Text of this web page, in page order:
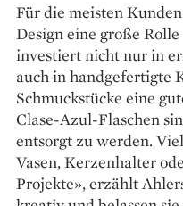
Für die meisten
Design eine große
investiert nicht nur in
auch in handgefertigte
Schmuckstücke eine
Clase-Azul-Flaschen
entsorgt zu werden.
Vasen, Kerzenhalter
Projekte», erzählt